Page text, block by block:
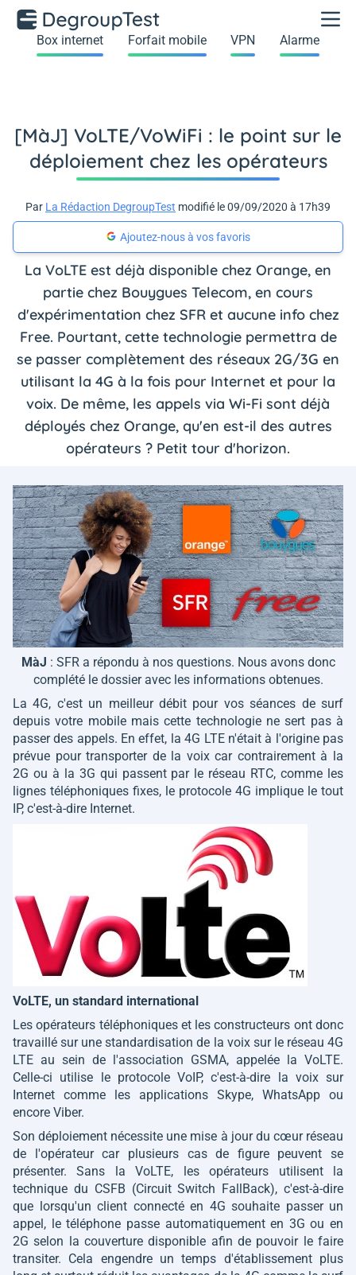
Box internet Forfait mobile VPN Alarme
[MàJ] VoLTE/VoWiFi : le point sur le
déploiement chez les opérateurs
Par La Rédaction DegroupTest modifié le 09/09/2020 à 17h39
Ajoutez-nous à vos favoris
La VoLTE est déjà disponible chez Orange, en
partie chez Bouygues Telecom, en cours
d'expérimentation chez SFR et aucune info chez
Free. Pourtant, cette technologie permettra de
se passer complètement des réseaux 2G/3G en
utilisant la 4G à la fois pour Internet et pour la
voix. De même, les appels via Wi-Fi sont déjà
déployés chez Orange, qu'en est-il des autres
opérateurs ? Petit tour d'horizon.
MàJ : SFR a répondu à nos questions. Nous avons donc
complété le dossier avec les informations obtenues.
La 4G, c'est un meilleur débit pour vos séances de surf
depuis votre mobile mais cette technologie ne sert pas à
passer des appels. En effet, la 4G LTE n'était à l'origine pas
prévue pour transporter de la voix car contrairement à la
2G ou à la 3G qui passent par le réseau RTC, comme les
lignes téléphoniques fixes, le protocole 4G implique le tout
IP, c'est-à-dire Internet.
VoLTE, un standard international
Les opérateurs téléphoniques et les constructeurs ont donc
travaillé sur une standardisation de la voix sur le réseau 4G
LTE au sein de l'association GSMA, appelée la VoLTE.
Celle-ci utilise le protocole VoIP, c'est-à-dire la voix sur
Internet comme les applications Skype, WhatsApp ou
encore Viber.
Son déploiement nécessite une mise à jour du cœur réseau
de l'opérateur car plusieurs cas de figure peuvent se
présenter. Sans la VoLTE, les opérateurs utilisent la
technique du CSFB (Circuit Switch FallBack), c'est-à-dire
que lorsqu'un client connecté en 4G souhaite passer un
appel, le téléphone passe automatiquement en 3G ou en
2G selon la couverture disponible afin de pouvoir le faire
transiter. Cela engendre un temps d'établissement plus